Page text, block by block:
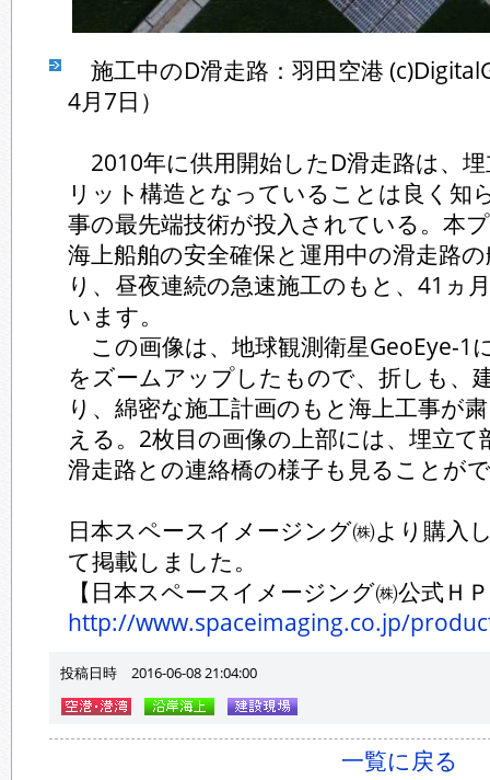
施工中のD滑走路：羽田空港
4月7日）
2010年に供用開始したD滑走路は、
リット構造となっていることは良く知
事の最先端技術が投入されている。本
海上船舶の安全確保と運用中の滑走路
り、昼夜連続の急速施工のもと、41ヵ
います。
この画像は、地球観測衛星GeoEye-1
をズームアップしたもので、折しも、
り、綿密な施工計画のもと海上工事が
える。2枚目の画像の上部には、埋立
滑走路との連絡橋の様子も見ることが
日本スペースイメージング㈱より購入
て掲載しました。
【日本スペースイメージング㈱公式Ｈ
http://www.spaceimaging.co.jp/
投稿日時 2016-06-08 21:04:00
一覧に戻る